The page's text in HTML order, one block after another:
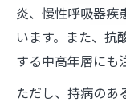
炎、慢性呼吸器疾
います。また、抗
する中高年層にも
ただし、持病のあ